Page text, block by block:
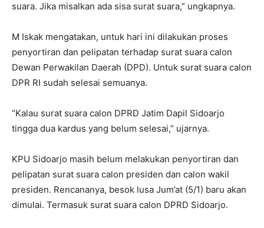
suara. Jika misalkan ada sisa surat suara,” ungkapnya.
M Iskak mengatakan, untuk hari ini dilakukan proses
penyortiran dan pelipatan terhadap surat suara calon
Dewan Perwakilan Daerah (DPD). Untuk surat suara calon
DPR RI sudah selesai semuanya.
“Kalau surat suara calon DPRD Jatim Dapil Sidoarjo
tingga dua kardus yang belum selesai,” ujarnya.
KPU Sidoarjo masih belum melakukan penyortiran dan
pelipatan surat suara calon presiden dan calon wakil
presiden. Rencananya, besok lusa Jum’at (5/1) baru akan
dimulai. Termasuk surat suara calon DPRD Sidoarjo.